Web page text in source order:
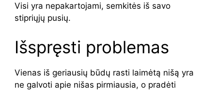
Visi yra nepakartojami, semkitės iš savo
stipriųjų pusių.
Išspręsti problemas
Vienas iš geriausių būdų rasti laimėtą nišą yra
ne galvoti apie nišas pirmiausia, o pradėti